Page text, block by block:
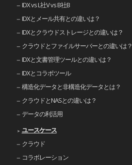
IDX vs L社V vs B社B
IDXとメール共有との違いは？
IDXとクラウドストレージとの違いは？
クラウドとファイルサーバーとの違いは？
IDXと文書管理ツールとの違いは？
IDXとコラボツール
構造化データと非構造化データとは？
クラウドとNASとの違いは？
データの利活用
ユースケース
クラウド
コラボレーション